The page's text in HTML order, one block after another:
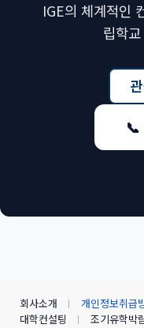
IGE의 체계적인
립학
📞
회사소개 개인정보취급
대학컨설팅
조기유학박